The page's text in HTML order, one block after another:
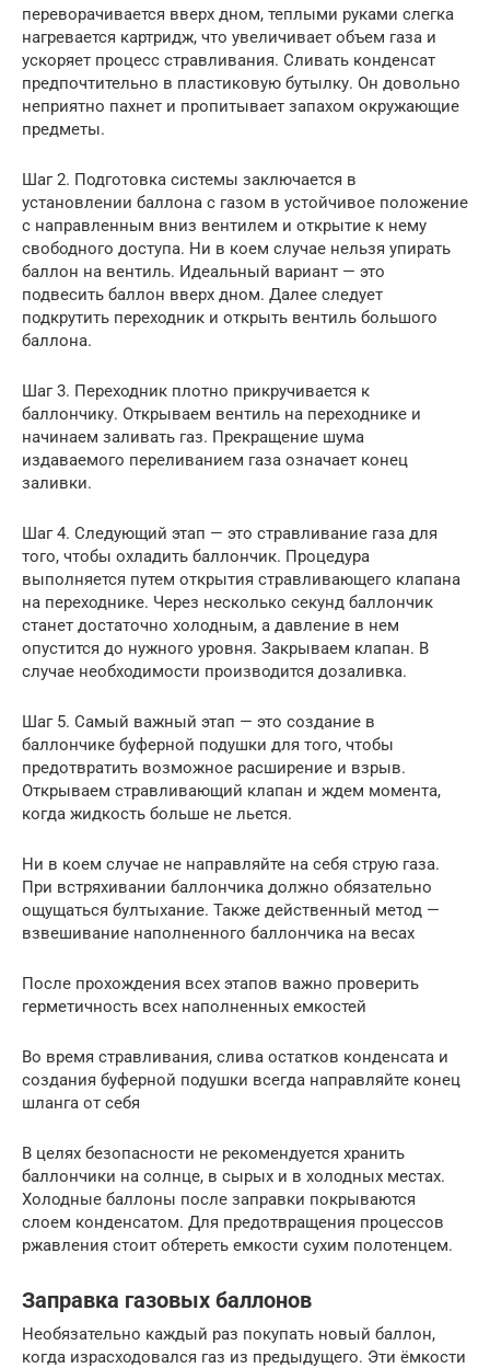
переворачивается вверх дном, теплыми руками слегка
нагревается картридж, что увеличивает объем газа и
ускоряет процесс стравливания. Сливать конденсат
предпочтительно в пластиковую бутылку. Он довольно
неприятно пахнет и пропитывает запахом окружающие
предметы.
Шаг 2. Подготовка системы заключается в
установлении баллона с газом в устойчивое положение
с направленным вниз вентилем и открытие к нему
свободного доступа. Ни в коем случае нельзя упирать
баллон на вентиль. Идеальный вариант — это
подвесить баллон вверх дном. Далее следует
подкрутить переходник и открыть вентиль большого
баллона.
Шаг 3. Переходник плотно прикручивается к
баллончику. Открываем вентиль на переходнике и
начинаем заливать газ. Прекращение шума
издаваемого переливанием газа означает конец
заливки.
Шаг 4. Следующий этап — это стравливание газа для
того, чтобы охладить баллончик. Процедура
выполняется путем открытия стравливающего клапана
на переходнике. Через несколько секунд баллончик
станет достаточно холодным, а давление в нем
опустится до нужного уровня. Закрываем клапан. В
случае необходимости производится дозаливка.
Шаг 5. Самый важный этап — это создание в
баллончике буферной подушки для того, чтобы
предотвратить возможное расширение и взрыв.
Открываем стравливающий клапан и ждем момента,
когда жидкость больше не льется.
Ни в коем случае не направляйте на себя струю газа.
При встряхивании баллончика должно обязательно
ощущаться бултыхание. Также действенный метод —
взвешивание наполненного баллончика на весах
После прохождения всех этапов важно проверить
герметичность всех наполненных емкостей
Во время стравливания, слива остатков конденсата и
создания буферной подушки всегда направляйте конец
шланга от себя
В целях безопасности не рекомендуется хранить
баллончики на солнце, в сырых и в холодных местах.
Холодные баллоны после заправки покрываются
слоем конденсатом. Для предотвращения процессов
ржавления стоит обтереть емкости сухим полотенцем.
Заправка газовых баллонов
Необязательно каждый раз покупать новый баллон,
когда израсходовался газ из предыдущего. Эти ёмкости